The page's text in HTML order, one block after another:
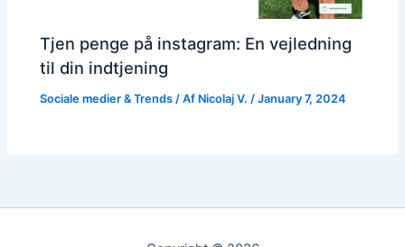
Tjen penge på instagram: En vejledning
til din indtjening
Sociale medier & Trends / Af Nicolaj V./January 7, 2024